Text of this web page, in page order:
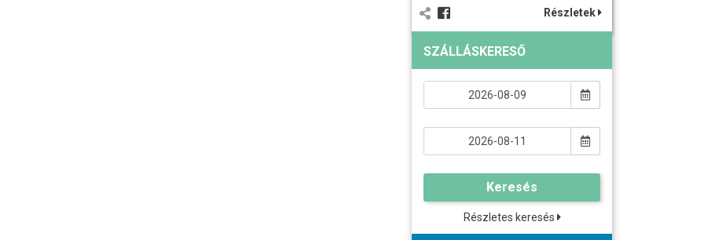
Részletek
SZÁLLÁSKERESŐ
Keresés
Részletes keresés